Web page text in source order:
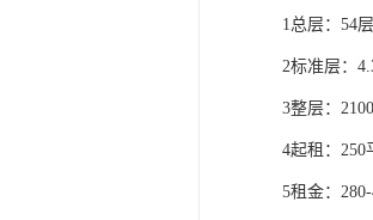
1总层：54层
2标准层：
3整层：
4起租：250
5租金：